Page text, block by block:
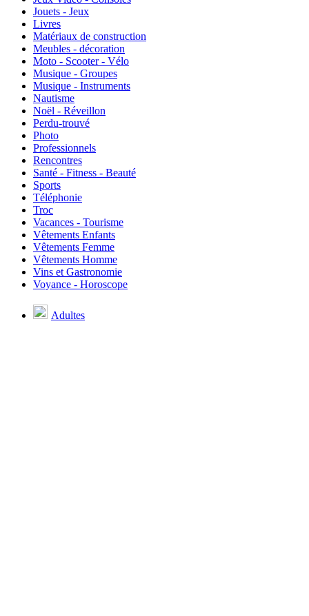
Jouets - Jeux
Livres
Matériaux de construction
Meubles - décoration
Moto - Scooter - Vélo
Musique - Groupes
Musique - Instruments
Nautisme
Noël - Réveillon
Perdu-trouvé
Photo
Professionnels
Rencontres
Santé - Fitness - Beauté
Sports
Téléphonie
Troc
Vacances - Tourisme
Vêtements Enfants
Vêtements Femme
Vêtements Homme
Vins et Gastronomie
Voyance - Horoscope
Adultes